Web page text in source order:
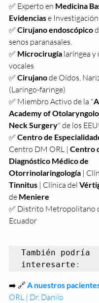
✅ Experto en Medicina
Evidencias e Investigación
✅ Cirujano endoscópico
senos paranasales.
✅ Microcirugía laríngea y
vocales
✅ Cirujano de Oídos,
(Laringo-faringe)
✅ Miembro Activo de la "
Academy of
Neck Surgery" de los
✅ Centro de
Centro DM ORL | Centro
Diagnóstico Médico de
Otorrinolaringología |
Tinnitus | Clínica del
de Meniere
✅ Distrito Metropolitano
Ecuador
También podría
interesarte :
➡️ 🔗 A nuestros
ORL | Dr. Danilo